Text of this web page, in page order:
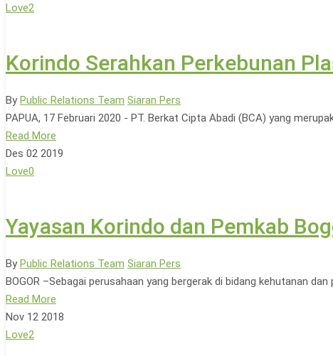
Love2
Korindo Serahkan Perkebunan
By Public Relations Team Siaran Pers
PAPUA, 17 Februari 2020 - PT. Berkat Cipta Abadi (BCA) yang
Read More
Des 02 2019
Love0
Yayasan Korindo dan Pemkab
By Public Relations Team Siaran Pers
BOGOR –Sebagai perusahaan yang bergerak di bidang kehutanan
Read More
Nov 12 2018
Love2